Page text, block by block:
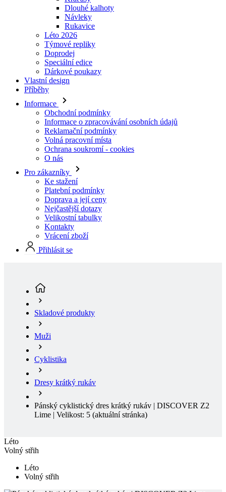
Dlouhé kalhoty
Návleky
Rukavice
Léto 2026
Týmové repliky
Doprodej
Speciální edice
Dárkové poukazy
Vlastní design
Příběhy
Informace
Obchodní podmínky
Informace o zpracovávání osobních údajů
Reklamační podmínky
Volná pracovní místa
Ochrana soukromí - cookies
O nás
Pro zákazníky
Ke stažení
Platební podmínky
Doprava a její ceny
Nejčastější dotazy
Velikostní tabulky
Kontakty
Vrácení zboží
Přihlásit se
Skladové produkty
Muži
Cyklistika
Dresy krátký rukáv
Pánský cyklistický dres krátký rukáv | DISCOVER Z2
Lime | Velikost: 5 (aktuální stránka)
Léto
Volný střih
Léto
Volný střih